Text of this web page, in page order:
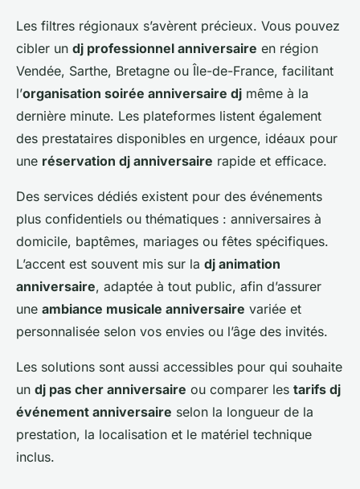
Les filtres régionaux s’avèrent précieux. Vous pouvez
cibler un dj professionnel anniversaire en région
Vendée, Sarthe, Bretagne ou Île-de-France, facilitant
l’organisation soirée anniversaire dj même à la
dernière minute. Les plateformes listent également
des prestataires disponibles en urgence, idéaux pour
une réservation dj anniversaire rapide et efficace.
Des services dédiés existent pour des événements
plus confidentiels ou thématiques : anniversaires à
domicile, baptêmes, mariages ou fêtes spécifiques.
L’accent est souvent mis sur la dj animation
anniversaire, adaptée à tout public, afin d’assurer
une ambiance musicale anniversaire variée et
personnalisée selon vos envies ou l’âge des invités.
Les solutions sont aussi accessibles pour qui souhaite
un dj pas cher anniversaire ou comparer les tarifs dj
événement anniversaire selon la longueur de la
prestation, la localisation et le matériel technique
inclus.